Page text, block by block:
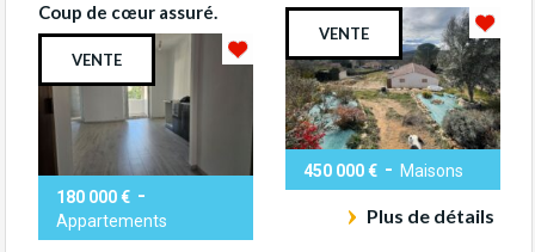
Coup de cœur assuré.
VENTE
180 000 € -
Appartements
VENTE
450 000 € - Maisons
Plus de détails